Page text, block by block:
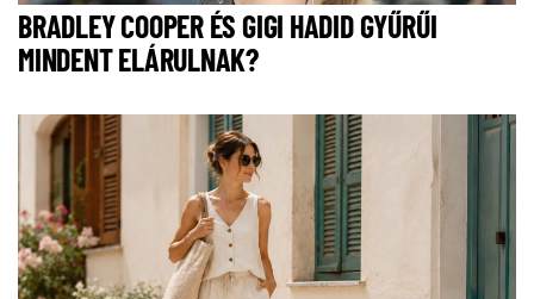
BRADLEY COOPER ÉS GIGI HADID GYŰRŰI
MINDENT ELÁRULNAK?